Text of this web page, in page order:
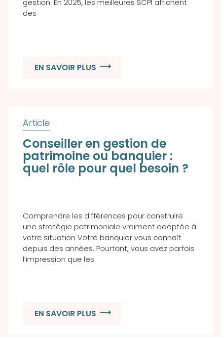
des
EN SAVOIR PLUS
Conseiller en gestion de
patrimoine ou banquier :
quel rôle pour quel besoin ?
Comprendre les différences pour construire
une stratégie patrimoniale vraiment adaptée à
votre situation Votre banquier vous connaît
depuis des années. Pourtant, vous avez parfois
l’impression que les
EN SAVOIR PLUS